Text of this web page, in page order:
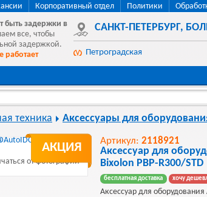
Корпоративный отдел Политики
быть задержки в
все, чтобы
задержкой.
работает
САНКТ-ПЕТЕРБУРГ,
Петроградская
техника Аксессуары для
АКЦИЯ
от фотографии
Артикул: 2118921
Аксессуар для
Bixolon PBP-R300/STD
бесплатная доставка хочу
Аксессуар для